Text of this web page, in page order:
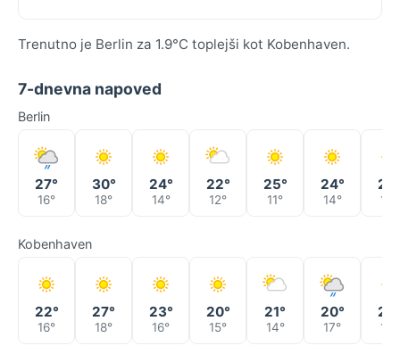
Trenutno je Berlin za 1.9°C toplejši kot Kobenhaven.
7-dnevna napoved
Berlin
27°
16°
30°
18°
24°
14°
22°
12°
25°
11°
24°
14° 12°
Kobenhaven
22°
16°
27°
18°
23°
16°
20°
15°
21°
14°
20°
17° 14°